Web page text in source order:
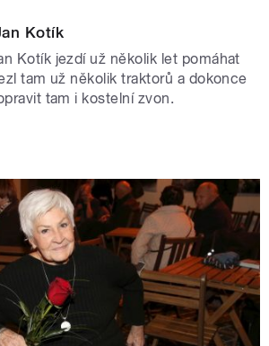
Kotík
Kotík jezdí už několik let pomáhat
tam už několik traktorů a dokonce
tam i kostelní zvon.